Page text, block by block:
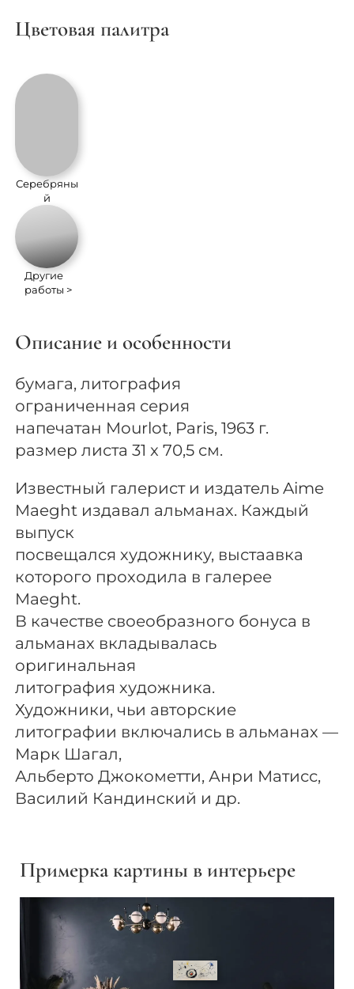
Цветовая палитра
Серебряны
й
Другие
работы >
Описание и особенности
бумага, литография
ограниченная серия
напечатан Mourlot, Paris, 1963 г.
размер листа 31 x 70,5 см.
Известный галерист и издатель Aime
Maeght издавал альманах. Каждый
выпуск
посвещался художнику, выстаавка
которого проходила в галерее
Maeght.
В качестве своеобразного бонуса в
альманах вкладывалась
оригинальная
литография художника.
Художники, чьи авторские
литографии включались в альманах —
Марк Шагал,
Альберто Джокометти, Анри Матисс,
Василий Кандинский и др.
Примерка картины в интерьере